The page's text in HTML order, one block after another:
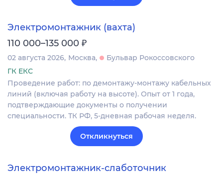
Электромонтажник (вахта)
110 000–135 000 ₽
02 августа 2026 Москва
Бульвар Рокоссовского
ГК ЕКС
Проведение работ: по демонтажу-монтажу кабельных
линий (включая работу на высоте). Опыт от 1 года,
подтверждающие документы о получении
специальности. ТК РФ, 5-дневная рабочая неделя.
Откликнуться
Электромонтажник-слаботочник